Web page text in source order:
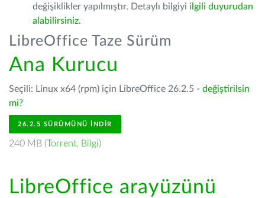
değişiklikler yapılmıştır. Detaylı bilgiyi ilgili duyurudan
alabilirsiniz.
LibreOffice Taze Sürüm
Ana Kurucu
Seçili: Linux x64 (rpm) için LibreOffice 26.2.5 - değiştirilsin
mi?
26.2.5 SÜRÜMÜNÜ İNDIR
240 MB (Torrent, Bilgi)
LibreOffice arayüzünü